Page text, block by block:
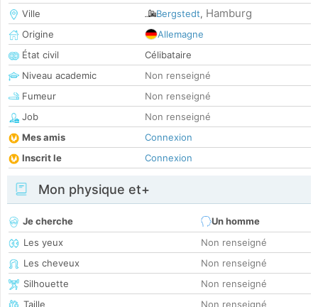
Ville
Bergstedt, Hamburg
Origine
Allemagne
État civil
Célibataire
Niveau academic
Non renseigné
Fumeur
Non renseigné
Job
Non renseigné
Mes amis
Connexion
Inscrit le
Connexion
Mon physique et+
Je cherche
Un homme
Les yeux
Non renseigné
Les cheveux
Non renseigné
Silhouette
Non renseigné
Taille
Non renseigné